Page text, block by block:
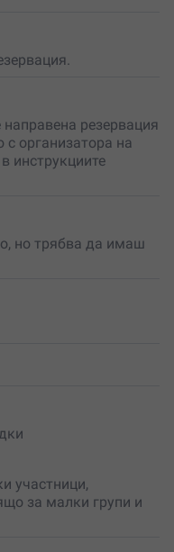
между локациите
ти ще
кътчета и
, където ще се срещаш
Независимо
в компанията на
изпълнен с
нещо
резервация
организатора на
инструкциите
но трябва да имаш
участници,
за малки групи и